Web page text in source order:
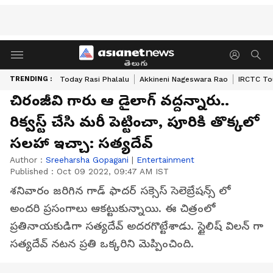
తెలుగు
TRENDING : Today Rasi Phalalu Akkineni Nageswara Rao IRCTC
చిరంజీవి గారు ఆ డైలాగ్ వద్దన్నారు..
రిక్వస్ట్ చేసి మరీ పెట్టించా, పూరికి తొక్కలో
సలహా ఇచ్చా: సత్యదేవ్
Author : Sreeharsha Gopagani | Entertainment
Published : Oct 09 2022, 09:47 AM IST
శనివారం జరిగిన గాడ్ ఫాదర్ సక్సెస్ సెలెబ్రేషన్స్ లో
అందరి ప్రసంగాలు ఆకట్టుకున్నాయి. ఈ చిత్రంలో
ప్రతినాయకుడిగా సత్యదేవ్ అదరగొట్టేశాడు. స్టైలిష్ విలన్ గా
సత్యదేవ్ నటన ప్రతి ఒక్కరిని మెప్పించింది.